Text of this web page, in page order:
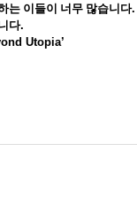
는 이들이 너무 많습니다.
다.
Utopia’